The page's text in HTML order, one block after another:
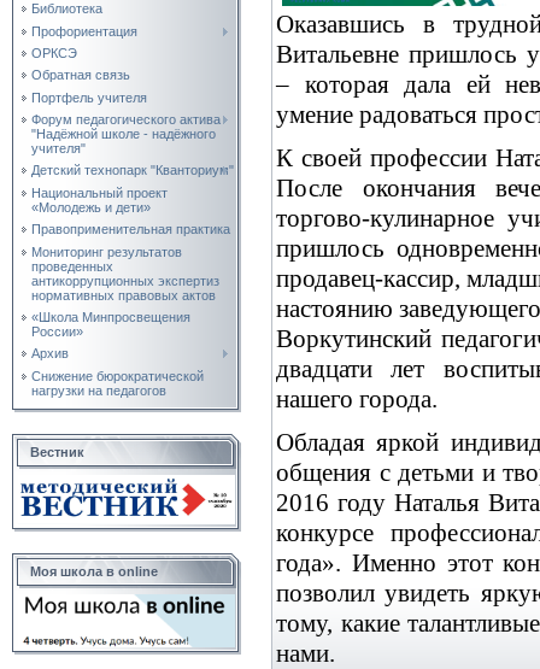
Библиотека
Профориентация
ОРКСЭ
Обратная связь
Портфель учителя
Форум педагогического актива
"Надёжной школе - надёжного
учителя"
Детский технопарк "Кванториум"
Национальный проект
«Молодежь и дети»
Правоприменительная практика
Мониторинг результатов
проведенных
антикоррупционных экспертиз
нормативных правовых актов
«Школа Минпросвещения
России»
Архив
Снижение бюрократической
нагрузки на педагогов
Вестник
Моя школа в online
Оказавшись в
Витальевне пришлось
– которая дала ей
умение радоваться
К своей профессии
После окончания
торгово-кулинарное
пришлось
продавец-кассир,
настоянию
Воркутинский
двадцати лет
нашего города.
Обладая яркой
общения с детьми и
2016 году Наталья
конкурсе
года». Именно этот
позволил увидеть
тому, какие
нами.